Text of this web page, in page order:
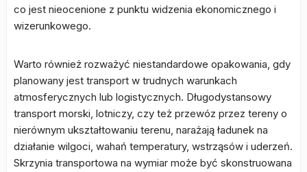
co jest nieocenione z punktu widzenia ekonomicznego i
wizerunkowego.
Warto również rozważyć niestandardowe opakowania, gdy
planowany jest transport w trudnych warunkach
atmosferycznych lub logistycznych. Długodystansowy
transport morski, lotniczy, czy też przewóz przez tereny o
nierównym ukształtowaniu terenu, narażają ładunek na
działanie wilgoci, wahań temperatury, wstrząsów i uderzeń.
Skrzynia transportowa na wymiar może być skonstruowana